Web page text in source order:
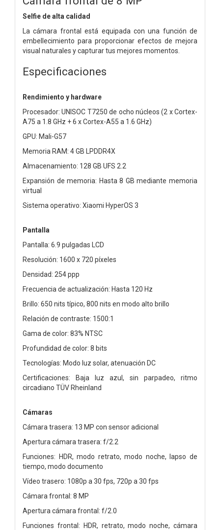
Selfie de alta calidad
La cámara frontal está equipada con una función de
embellecimiento para proporcionar efectos de mejora
visual naturales y capturar tus mejores momentos.
Especificaciones
Rendimiento y hardware
Procesador: UNISOC T7250 de ocho núcleos (2 x Cortex-
A75 a 1.8 GHz + 6 x Cortex-A55 a 1.6 GHz)
GPU: Mali-G57
Memoria RAM: 4 GB LPDDR4X
Almacenamiento: 128 GB UFS 2.2
Expansión de memoria: Hasta 8 GB mediante memoria
virtual
Sistema operativo: Xiaomi HyperOS 3
Pantalla
Pantalla: 6.9 pulgadas LCD
Resolución: 1600 x 720 píxeles
Densidad: 254 ppp
Frecuencia de actualización: Hasta 120 Hz
Brillo: 650 nits típico, 800 nits en modo alto brillo
Relación de contraste: 1500:1
Gama de color: 83% NTSC
Profundidad de color: 8 bits
Tecnologías: Modo luz solar, atenuación DC
Certificaciones: Baja luz azul, sin parpadeo, ritmo
circadiano TÜV Rheinland
Cámaras
Cámara trasera: 13 MP con sensor adicional
Apertura cámara trasera: f/2.2
Funciones: HDR, modo retrato, modo noche, lapso de
tiempo, modo documento
Vídeo trasero: 1080p a 30 fps, 720p a 30 fps
Cámara frontal: 8 MP
Apertura cámara frontal: f/2.0
Funciones frontal: HDR, retrato, modo noche, cámara